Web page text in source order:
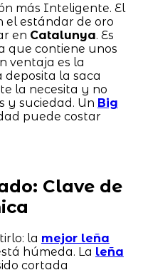
más Inteligente. El
el estándar de oro
en Catalunya. Es
que contiene unos
ventaja es la
deposita la saca
la necesita y no
y suciedad. Un Big
puede costar
Clave de
la mejor leña
húmeda. La leña
cortada